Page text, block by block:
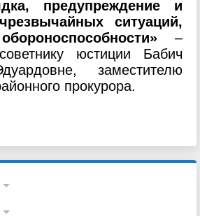
предупреждение и
ситуаций,
–
юстиции Бабич
заместителю
прокурора.